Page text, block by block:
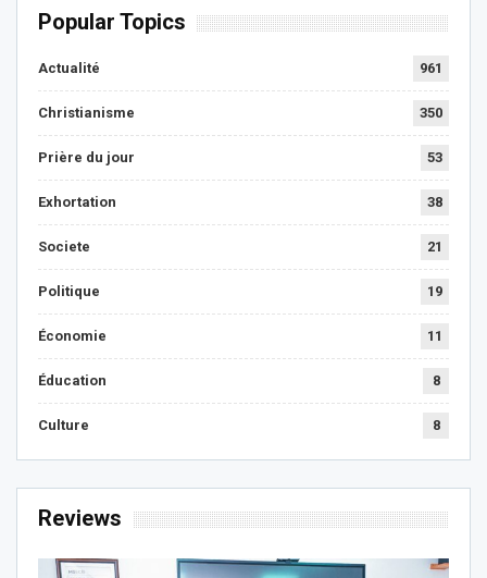
Popular Topics
Actualité 961
Christianisme 350
Prière du jour 53
Exhortation 38
Societe 21
Politique 19
Économie 11
Éducation 8
Culture 8
Reviews